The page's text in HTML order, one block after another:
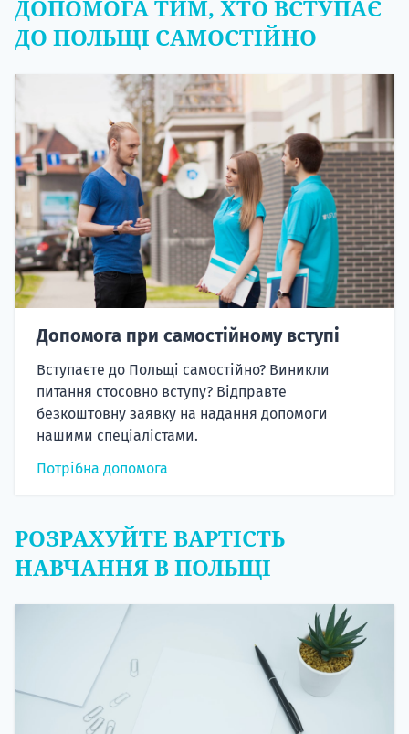
ДОПОМОГА ТИМ, ХТО ВСТУПАЄ
ДО ПОЛЬЩІ САМОСТІЙНО
Допомога при самостійному вступі
Вступаєте до Польщі самостійно? Виникли
питання стосовно вступу? Відправте
безкоштовну заявку на надання допомоги
нашими спеціалістами.
Потрібна допомога
РОЗРАХУЙТЕ ВАРТІСТЬ
НАВЧАННЯ В ПОЛЬЩІ